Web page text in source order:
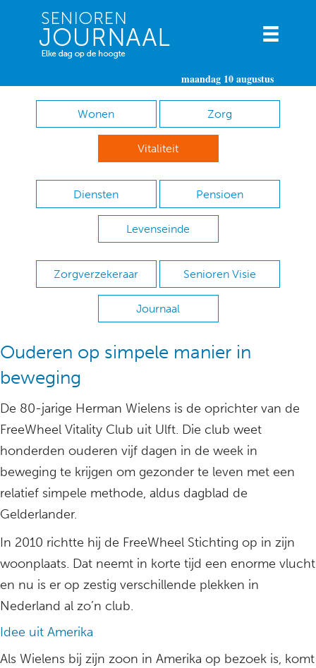
maandag 10 augustus
Wonen Zorg
Vitaliteit
Diensten Pensioen
Levenseinde
Zorgverzekeraar Senioren Visie
Journaal
Ouderen op simpele manier in
beweging
De 80-jarige Herman Wielens is de oprichter van de
FreeWheel Vitality Club uit Ulft. Die club weet
honderden ouderen vijf dagen in de week in
beweging te krijgen om gezonder te leven met een
relatief simpele methode, aldus dagblad de
Gelderlander.
In 2010 richtte hij de FreeWheel Stichting op in zijn
woonplaats. Dat neemt in korte tijd een enorme vlucht
en nu is er op zestig verschillende plekken in
Nederland al zo’n club.
Idee uit Amerika
Als Wielens bij zijn zoon in Amerika op bezoek is, komt